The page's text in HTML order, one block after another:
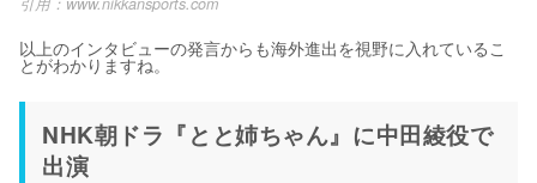
以上のインタビューの発言からも海外進出を視野に入れているこ
とがわかりますね。
NHK朝ドラ『とと姉ちゃん』に中田綾役で
出演